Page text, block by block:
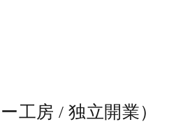
工房 / 独立開業）